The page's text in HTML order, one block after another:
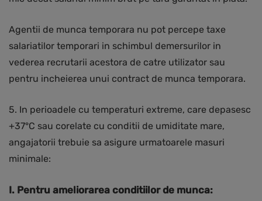
Agentii de munca temporara nu pot percepe taxe
salariatilor temporari in schimbul demersurilor in
vederea recrutarii acestora de catre utilizator sau
pentru incheierea unui contract de munca temporara.
5. In perioadele cu temperaturi extreme, care depasesc
+37°C sau corelate cu conditii de umiditate mare,
angajatorii trebuie sa asigure urmatoarele masuri
minimale:
I. Pentru ameliorarea conditiilor de munca: